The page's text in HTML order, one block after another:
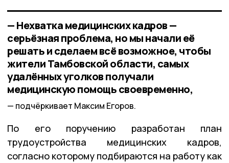
— Нехватка медицинских кадров —
серьёзная проблема, но мы начали её
решать и сделаем всё возможное, чтобы
жители Тамбовской области, самых
удалённых уголков получали
медицинскую помощь своевременно,
подчёркивает Максим Егоров.
По его поручению разработан план
трудоустройства медицинских кадров,
согласно которому подбираются на работу как